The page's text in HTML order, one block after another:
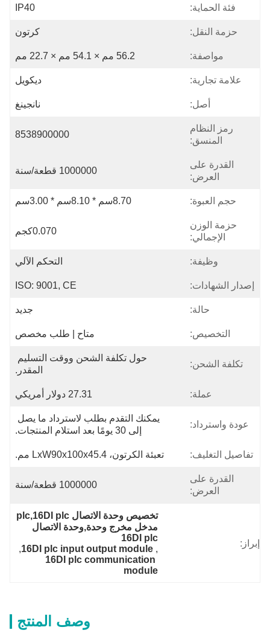
فئة الحماية: IP40
حزمة النقل: كرتون
مواصفة: 56.2 مم × 54.1 مم × 22.7 مم
علامة تجارية: ديكويل
أصل: نانجينغ
رمز النظام
المنسق:
8538900000
القدرة على
العرض:
1000000 قطعة/سنة
حجم العبوة: 8.70سم * 8.10سم * 3.00سم
حزمة الوزن
الإجمالي:
0.070كجم
وظيفة: التحكم الآلي
إصدار الشهادات: ISO: 9001, CE
حالة: جديد
التخصيص: متاح | طلب مخصص
تكلفة الشحن:
حول تكلفة الشحن ووقت التسليم
المقدر.
عملة: 27.31 دولار أمريكي
عودة واسترداد:
إلى 30 يومًا بعد استلام المنتجات.
تفاصيل التغليف: تعبئة الكرتون، LxW90x100x45.4 مم.
القدرة على
العرض:
1000000 قطعة/سنة
إبراز:
تخصيص وحدة الاتصال plc,16DI plc
مدخل مخرج وحدة,وحدة الاتصال
16DI plc
,
16DI plc input output module
,
16DI plc communication
module
وصف المنتج